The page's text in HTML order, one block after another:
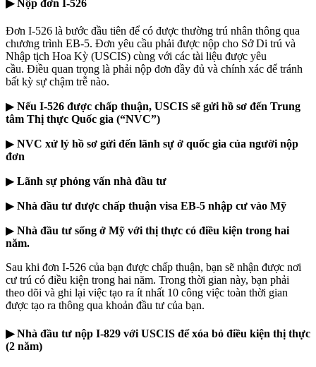
▶ Nộp đơn I-526
Đơn I-526 là bước đầu tiên để có được thường trú nhân thông qua
chương trình EB-5. Đơn yêu cầu phải được nộp cho Sở Di trú và
Nhập tịch Hoa Kỳ (USCIS) cùng với các tài liệu được yêu
cầu. Điều quan trọng là phải nộp đơn đầy đủ và chính xác để tránh
bất kỳ sự chậm trễ nào.
▶ Nếu I-526 được chấp thuận, USCIS sẽ gửi hồ sơ đến Trung
tâm Thị thực Quốc gia (“NVC”)
▶ NVC xử lý hồ sơ gửi đến lãnh sự ở quốc gia của người nộp
đơn
▶ Lãnh sự phỏng vấn nhà đầu tư
▶ Nhà đầu tư được chấp thuận visa EB-5 nhập cư vào Mỹ
▶ Nhà đầu tư sống ở Mỹ với thị thực có điều kiện trong hai
năm.
Sau khi đơn I-526 của bạn được chấp thuận, bạn sẽ nhận được nơi
cư trú có điều kiện trong hai năm. Trong thời gian này, bạn phải
theo dõi và ghi lại việc tạo ra ít nhất 10 công việc toàn thời gian
được tạo ra thông qua khoản đầu tư của bạn.
▶Nhà đầu tư nộp I-829 với USCIS để xóa bỏ điều kiện thị thực
(2 năm)